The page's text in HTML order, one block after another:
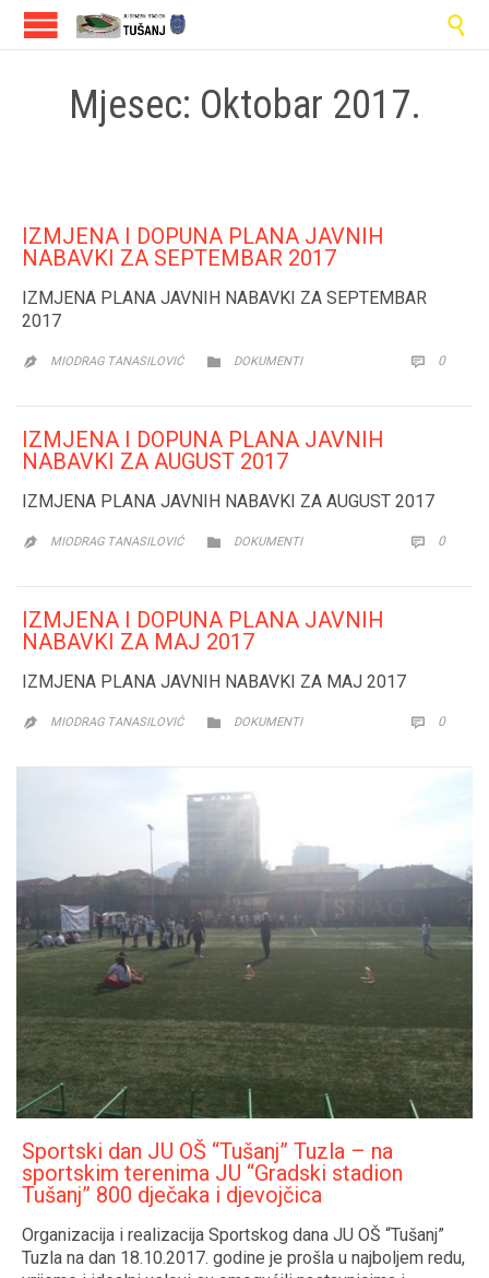

Mjesec: Oktobar 2017.
IZMJENA I DOPUNA PLANA JAVNIH
NABAVKI ZA SEPTEMBAR 2017
IZMJENA PLANA JAVNIH NABAVKI ZA SEPTEMBAR
2017
 MIODRAG TANASILOVIĆ  CATEGORY
DOKUMENTI  0
IZMJENA I DOPUNA PLANA JAVNIH
NABAVKI ZA AUGUST 2017
IZMJENA PLANA JAVNIH NABAVKI ZA AUGUST 2017
 MIODRAG TANASILOVIĆ  CATEGORY
DOKUMENTI  0
IZMJENA I DOPUNA PLANA JAVNIH
NABAVKI ZA MAJ 2017
IZMJENA PLANA JAVNIH NABAVKI ZA MAJ 2017
 MIODRAG TANASILOVIĆ  CATEGORY
DOKUMENTI  0
Sportski dan JU OŠ “Tušanj” Tuzla – na
sportskim terenima JU “Gradski stadion
Tušanj” 800 dječaka i djevojčica
Organizacija i realizacija Sportskog dana JU OŠ “Tušanj”
Tuzla na dan 18.10.2017. godine je prošla u najboljem redu,